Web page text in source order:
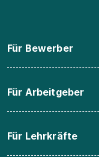
Für Bewerber
Für Arbeitgeber
Für Lehrkräfte